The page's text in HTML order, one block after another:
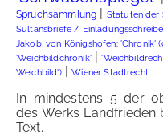
Spruchsammlung | Statuten der
Sultansbriefe /
Jakob, von Königshofen: 'Chronik'
'Weichbildchronik'|
Weichbild')|Wiener Stadtrecht
In mindestens 5 der
des Werks Landfrieden
Text.